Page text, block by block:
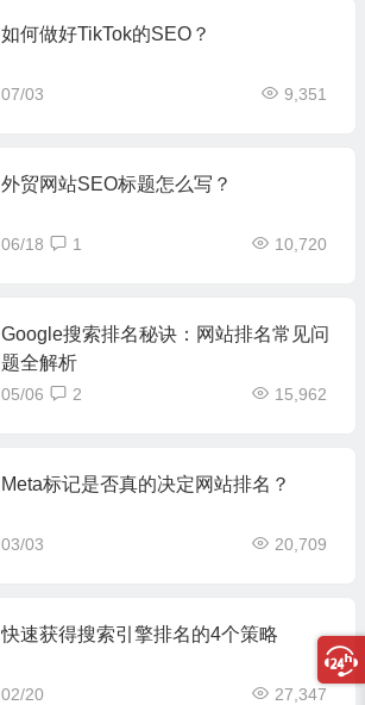
如何做好TikTok的SEO？
07/03 9,351
外贸网站SEO标题怎么写？
06/18 10,720
1
Google搜索排名秘诀：网站排名常见问
题全解析
05/06 15,962
2
Meta标记是否真的决定网站排名？
03/03 20,709
快速获得搜索引擎排名的4个策略
02/20 27,347